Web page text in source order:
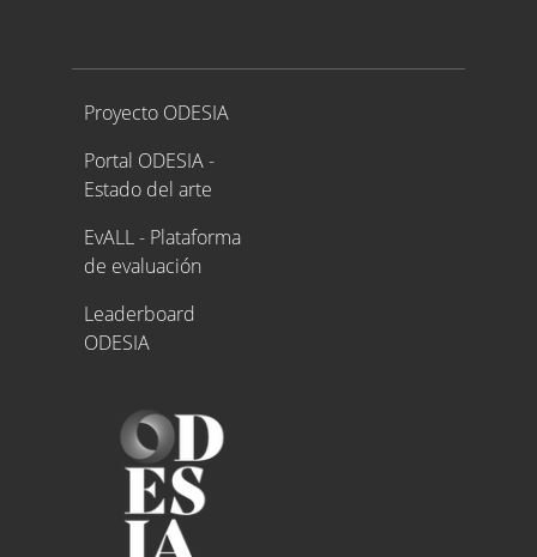
Proyecto ODESIA
Proyecto ODESIA
Portal ODESIA -
Estado del arte
EvALL - Plataforma
de evaluación
Leaderboard
ODESIA